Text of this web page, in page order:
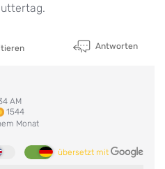
Antworten
AM
1544
Monat
übersetzt mit